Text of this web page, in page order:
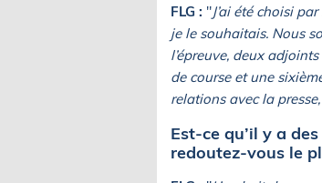
FLG : "J’ai été choisi
je le souhaitais. Nous
l’épreuve, deux
de course et une
relations avec la
Est-ce qu’il y a
redoutez-vous le